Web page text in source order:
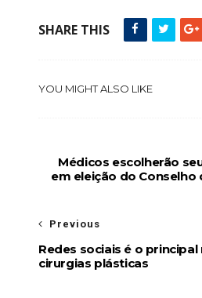
SHARE THIS
YOU MIGHT ALSO LIKE
Médicos escolherão
em eleição do Conselho
Previous
Redes sociais é o
cirurgias plásticas